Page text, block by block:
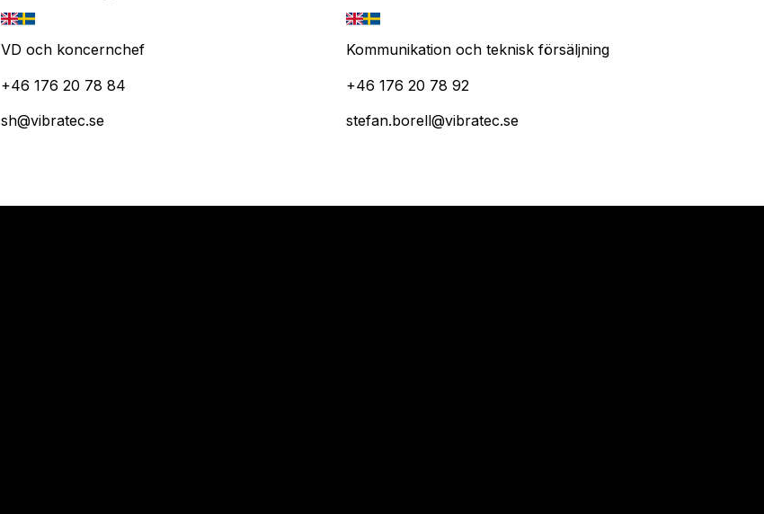
VD och koncernchef
+46 176 20 78 84
sh@vibratec.se
Kommunikation och teknisk försäljning
+46 176 20 78 92
stefan.borell@vibratec.se